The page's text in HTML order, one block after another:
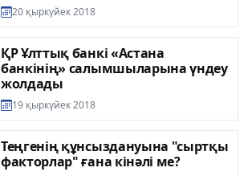
20 қыркүйек 2018
ҚР Ұлттық банкі «Астана
банкінің» салымшыларына үндеу
жолдады
19 қыркүйек 2018
Теңгенің құнсыздануына "сыртқы
факторлар" ғана кінәлі ме?